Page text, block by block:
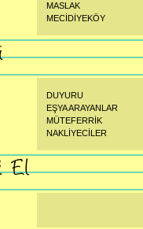
MASLAK
MECİDİYEKÖY
DUYURU
EŞYA ARAYANLAR
MÜTEFERRİK
NAKLİYECİLER